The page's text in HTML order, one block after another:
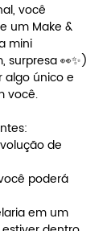
você
um Make &
mini
surpresa 👀✨)
algo único e
você.
de
poderá
em um